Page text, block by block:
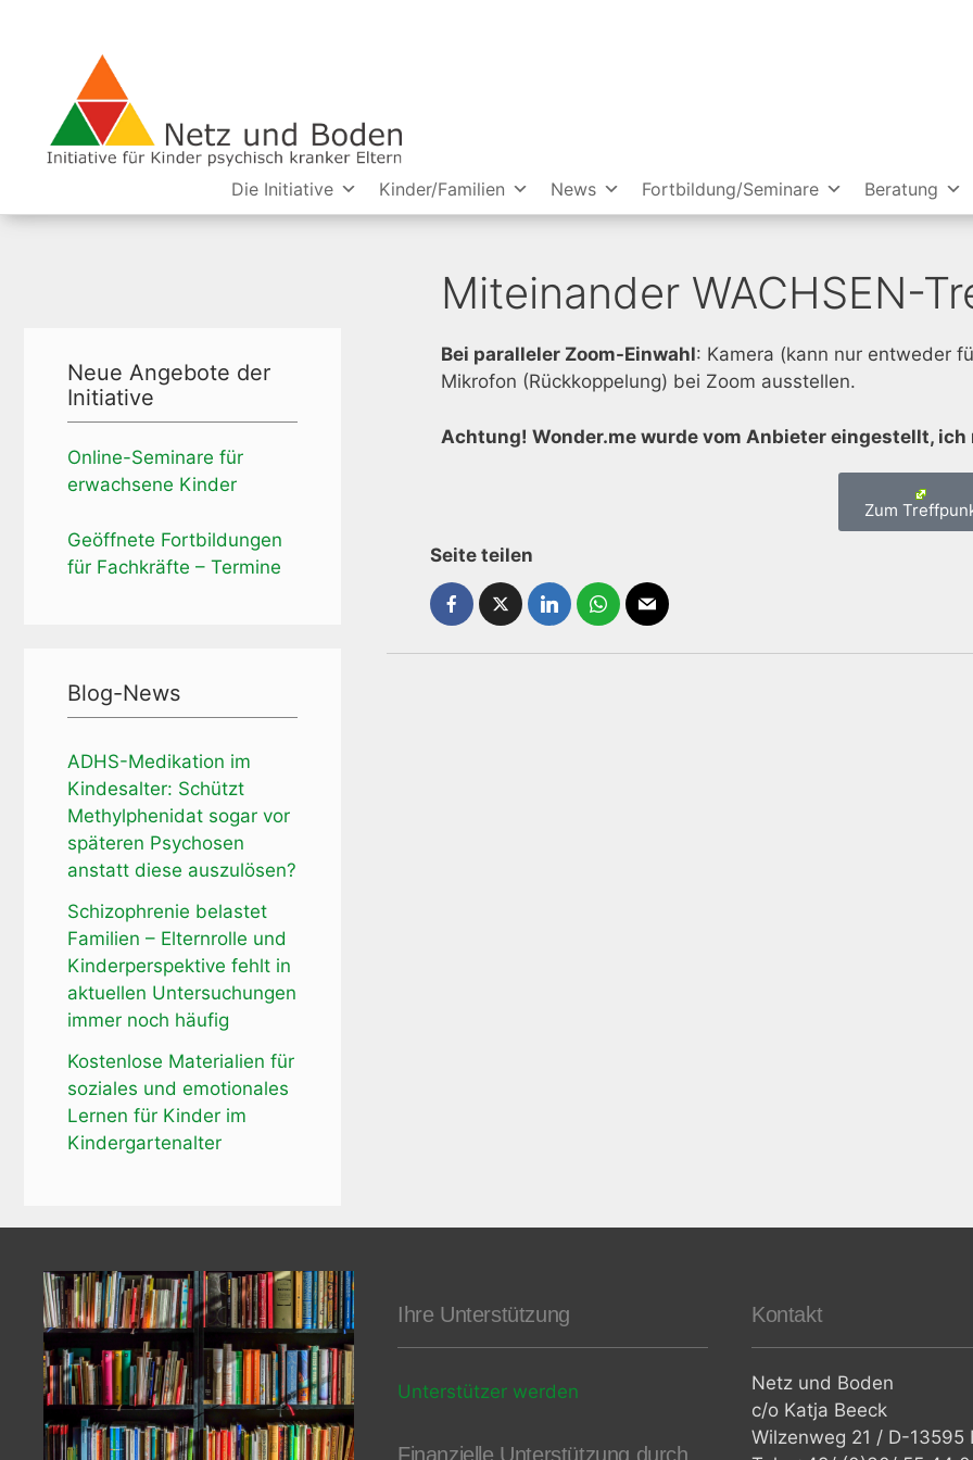
Die Initiative Kinder/Familien News Fortbildung/Seminare Beratung
Miteinander WACHSEN-
Bei paralleler Zoom-Einwahl: Kamera (kann nur entweder
Mikrofon (Rückkoppelung) bei Zoom ausstellen.
Achtung! Wonder.me wurde vom Anbieter eingestellt, ich
Zum
Seite teilen
Neue Angebote der
Initiative
Online-Seminare für
erwachsene Kinder
Geöffnete Fortbildungen
für Fachkräfte – Termine
Blog-News
ADHS-Medikation im
Kindesalter: Schützt
Methylphenidat sogar vor
späteren Psychosen
anstatt diese auszulösen?
Schizophrenie belastet
Familien – Elternrolle und
Kinderperspektive fehlt in
aktuellen Untersuchungen
immer noch häufig
Kostenlose Materialien für
soziales und emotionales
Lernen für Kinder im
Kindergartenalter
Ihre Unterstützung
Unterstützer werden
Finanzielle Unterstützung durch
Kontakt
Netz und Boden
c/o Katja Beeck
Wilzenweg 21 / D-13595